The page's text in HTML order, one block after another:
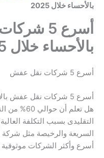
بالأحساء خلال 2025
أسرع 5
بالأحساء خلال 2025
أسرع 5 شركات نقل عفش
أسرع 5 شركات نقل عفش بالأحساء خلال 2025 شركة أمان
هل تعلم أن
التقليدى بسبب التكلفة
السريعة والرخيصة مثل
أسرع وأكثر الشركات موثوقية